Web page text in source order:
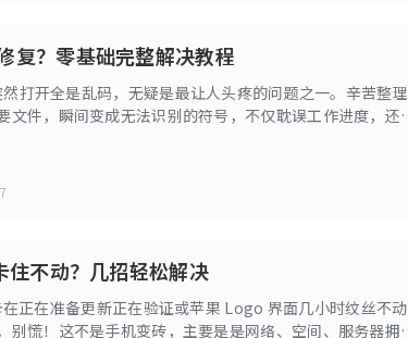
复？零基础完整解决教程
打开全是乱码，无疑是最让人头疼的问题之一。辛苦整理
文件，瞬间变成无法识别的符号，不仅耽误工作进度，还
住不动？几招轻松解决
正在准备更新正在验证或苹果 Logo 界面几小时纹丝不动
别慌！这不是手机变砖，主要是是网络、空间、服务器拥